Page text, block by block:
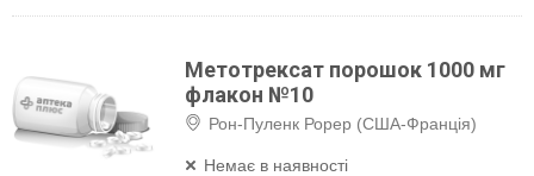
Метотрексат порошок 1000 мг
флакон №10
Рон-Пуленк Рорер (США-Франція)
Немає в наявності